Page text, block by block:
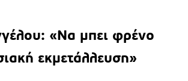
«Να μπει φρένο
εκμετάλλευση»